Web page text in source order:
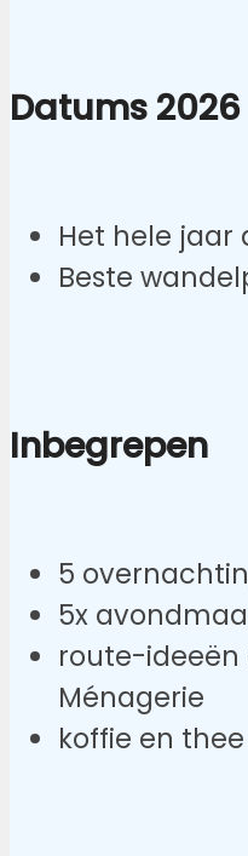
Datums 2026
Het hele jaar
Beste
Inbegrepen
5
5x
route-ideeën
Ménagerie
koffie en thee